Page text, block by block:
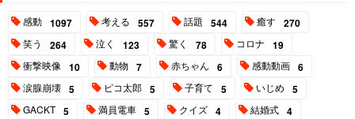
感動 1097 考える 557 話題 544 癒す 270
笑う 264 泣く 123 驚く 78 コロナ 19
衝撃映像 10 動物 7 赤ちゃん 6 感動動画 6
涙腺崩壊 5 ピコ太郎 5 子育て 5 いじめ 5
GACKT 5 満員電車 5 クイズ 4 結婚式 4